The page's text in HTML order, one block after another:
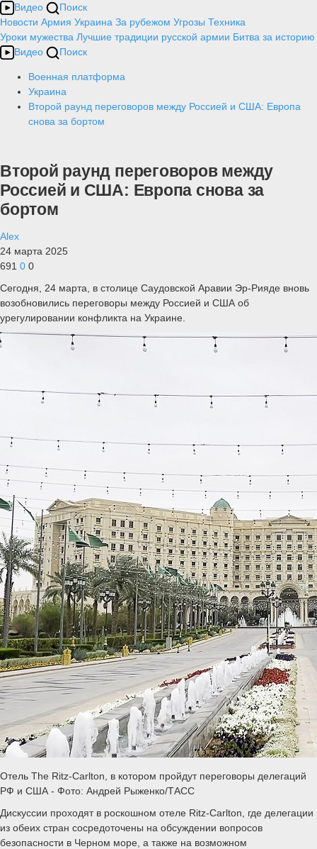
Видео
Поиск
Новости Армия Украина За рубежом Угрозы Техника
Уроки мужества Лучшие традиции русской армии Битва за историю
Видео
Поиск
Военная платформа
Украина
Второй раунд переговоров между Россией и США: Европа
снова за бортом
Второй раунд переговоров между
Россией и США: Европа снова за
бортом
Alex
24 марта 2025
691 0 0
Сегодня, 24 марта, в столице Саудовской Аравии Эр-Рияде вновь
возобновились переговоры между Россией и США об
урегулировании конфликта на Украине.
Отель The Ritz-Carlton, в котором пройдут переговоры делегаций
РФ и США - Фото: Андрей Рыженко/ТАСС
Дискуссии проходят в роскошном отеле Ritz-Carlton, где делегации
из обеих стран сосредоточены на обсуждении вопросов
безопасности в Черном море, а также на возможном